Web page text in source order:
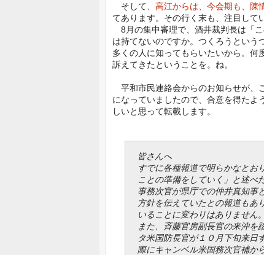
そして、 高江からは、今会期も、陳
てあります。その行く末も、注目して
8月の集中審理で、酒井裁判長は「
は持てないのですか。つくろうという
多くの人に知ってもらいたいから。何
訴えてきたということを。ね。
平和市民連絡会からのお知らせが、
になっていましたので、合意を得たよ
しいと思って転載します。
皆さんへ
すでに各種報道で明らかなとお
ことの準備をしていく」と述べ
事務次官が県庁での仲井真知事
方針を伝えていたとの報道もあ
いることに変わりはありません。
また、斉藤官房副長官の来沖を
タ米国防長官が１０月下旬来日
際にキャンベル米国務次官補か